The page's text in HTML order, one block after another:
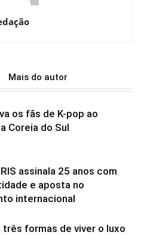
Mais do autor
os fãs de K-pop ao
Coreia do Sul
assinala 25 anos com
e aposta no
internacional
três formas de viver o luxo